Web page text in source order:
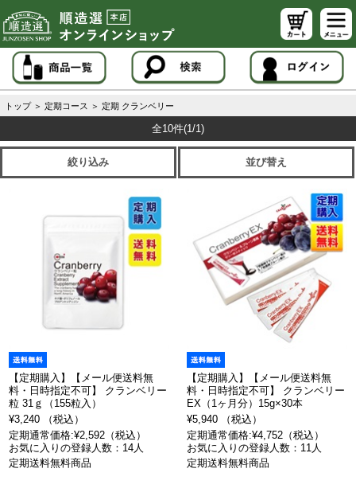
トップ ＞ 定期コース ＞ 定期 クランベリー
全10件(1/1)
絞り込み 並び替え
【定期購入】【メール便送料無
料・日時指定不可】 クランベリー
粒 31ｇ（155粒入）
¥3,240 （税込）
定期通常価格:¥2,592（税込）
お気に入りの登録人数：14人
定期送料無料商品
【定期購入】【メール便送料無
料・日時指定不可】 クランベリー
EX（1ヶ月分）15g×30本
¥5,940 （税込）
定期通常価格:¥4,752（税込）
お気に入りの登録人数：11人
定期送料無料商品